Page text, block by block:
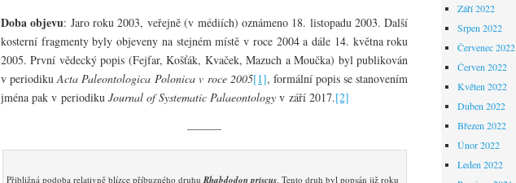
Doba objevu: Jaro roku 2003, veřejně (v médiích) oznámeno 18. listopadu 2003. Další
kosterní fragmenty byly objeveny na stejném místě v roce 2004 a dále 14. května roku
2005. První vědecký popis (Fejfar, Košťák, Kvaček, Mazuch a Moučka) byl publikován
v periodikuActa Paleontologica Polonica v roce 2005[1], formální popis se stanovením
jména pak v periodiku Journal of Systematic Palaeontology v září 2017.[2]
———
Přibližná podoba relativně blízce příbuzného druhuRhabdodon priscus . Tento druh byl popsán již roku
Září 2022
Srpen 2022
Červenec 2022
Červen 2022
Květen 2022
Duben 2022
Březen 2022
Únor 2022
Leden 2022